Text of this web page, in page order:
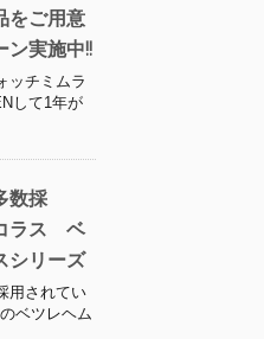
をご用意
ン実施中!!
ッチミムラ
して1年が
数採
ラス ベ
シリーズ
用されてい
ベツレヘム